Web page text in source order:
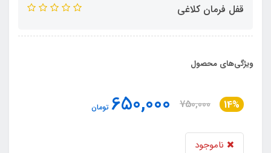
قفل فرمان کلاغی
ویژگی‌های محصول
14%
750,000
650,000 تومان
ناموجود